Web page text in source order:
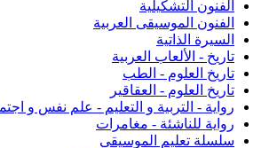
الفنون التشكيلية
الفنون الموسيقى العربية
السيرة الذاتية
تاريخ - الألعاب العربية
تاريخ العلوم - الطب
تاريخ العلوم - العقاقير
رواية - التربية و التعليم - علم نفس و
رواية للناشئة - مغامرات
سلسلة تعليم الموسيقى